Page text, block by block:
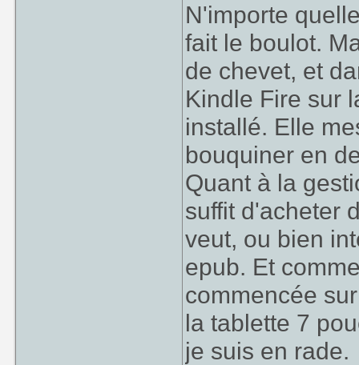
N'importe
fait le boulot.
de chevet, et
Kindle Fire sur
installé. Elle
bouquiner en
Quant à la
suffit d'acheter
veut, ou bien
epub. Et
commencée
la tablette 7
je suis en rade.